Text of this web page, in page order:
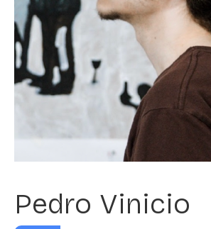
Pedro Vinicio